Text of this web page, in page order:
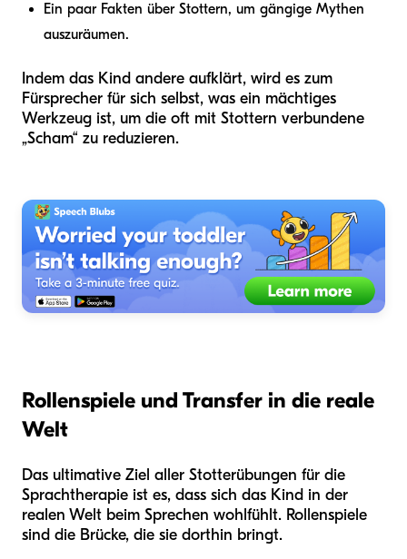
Ein paar Fakten über Stottern, um gängige Mythen
auszuräumen.
Indem das Kind andere aufklärt, wird es zum
Fürsprecher für sich selbst, was ein mächtiges
Werkzeug ist, um die oft mit Stottern verbundene
„Scham“ zu reduzieren.
Rollenspiele und Transfer in die reale
Welt
Das ultimative Ziel aller Stotterübungen für die
Sprachtherapie ist es, dass sich das Kind in der
realen Welt beim Sprechen wohlfühlt. Rollenspiele
sind die Brücke, die sie dorthin bringt.